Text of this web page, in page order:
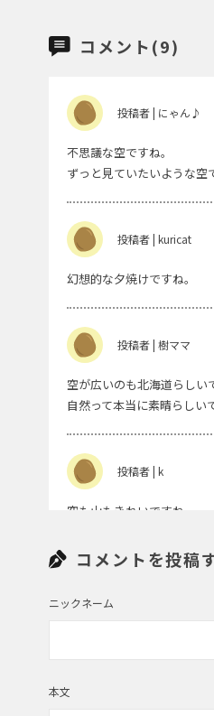
コメント(9)
投稿者 | にゃん♪
不思議な空ですね。
ずっと見ていたいような空
投稿者 | kuricat
幻想的な夕焼けですね。
投稿者 | 樹ママ
空が広いのも北海道らしい
自然って本当に素晴らしい
投稿者 | k
空も山もきれいですね。
コメントを投稿
ニックネーム
本文